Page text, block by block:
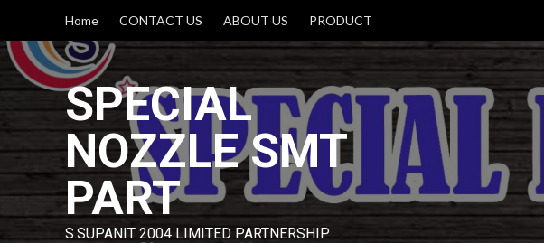
content
Home CONTACT US ABOUT US PRODUCT
SPECIAL
NOZZLE SMT
PART
S.SUPANIT 2004 LIMITED PARTNERSHIP